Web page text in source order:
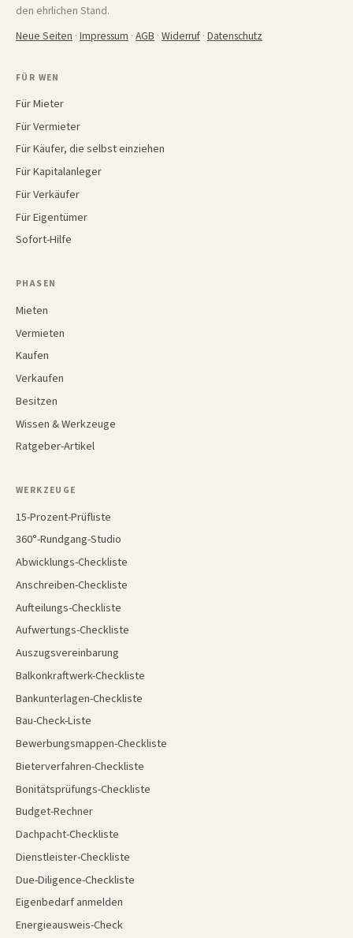
den ehrlichen Stand.
Neue Seiten · Impressum · AGB · Widerruf · Datenschutz
FÜR WEN
Für Mieter
Für Vermieter
Für Käufer, die selbst einziehen
Für Kapitalanleger
Für Verkäufer
Für Eigentümer
Sofort-Hilfe
PHASEN
Mieten
Vermieten
Kaufen
Verkaufen
Besitzen
Wissen & Werkzeuge
Ratgeber-Artikel
WERKZEUGE
15-Prozent-Prüfliste
360°-Rundgang-Studio
Abwicklungs-Checkliste
Anschreiben-Checkliste
Aufteilungs-Checkliste
Aufwertungs-Checkliste
Auszugsvereinbarung
Balkonkraftwerk-Checkliste
Bankunterlagen-Checkliste
Bau-Check-Liste
Bewerbungsmappen-Checkliste
Bieterverfahren-Checkliste
Bonitätsprüfungs-Checkliste
Budget-Rechner
Dachpacht-Checkliste
Dienstleister-Checkliste
Due-Diligence-Checkliste
Eigenbedarf anmelden
Energieausweis-Check